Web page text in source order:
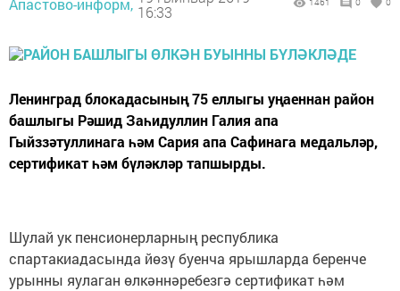
Апастово-информ, 16:33
1461 0 0
Ленинград блокадасының 75 еллыгы уңаеннан район
башлыгы Рәшид Заһидуллин Галия апа
Гыйззәтуллинага һәм Сария апа Сафинага медальләр,
сертификат һәм бүләкләр тапшырды.
Шулай ук пенсионерларның республика
спартакиадасында йөзү буенча ярышларда беренче
урынны яулаган өлкәннәребезгә сертификат һәм